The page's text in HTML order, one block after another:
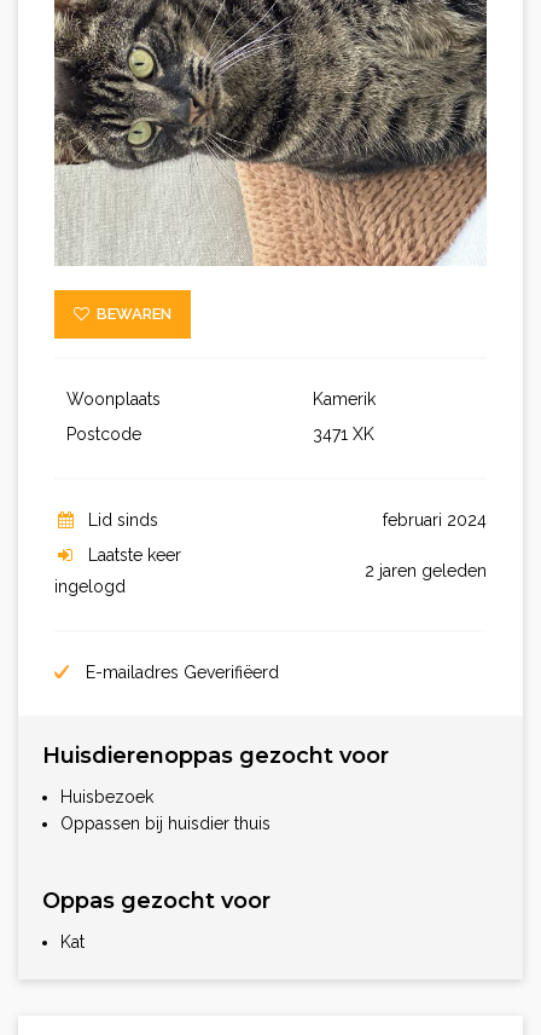
BEWAREN
Woonplaats
Kamerik
Postcode
3471 XK
Lid sinds
februari 2024
Laatste keer
ingelogd
2 jaren geleden
E-mailadres Geverifiëerd
Huisdierenoppas gezocht voor
Huisbezoek
Oppassen bij huisdier thuis
Oppas gezocht voor
Kat